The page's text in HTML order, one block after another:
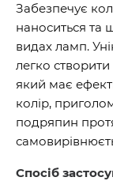
Забезпечує
наноситься та
видах ламп.
легко
який має
колір,
подряпин
Спосіб